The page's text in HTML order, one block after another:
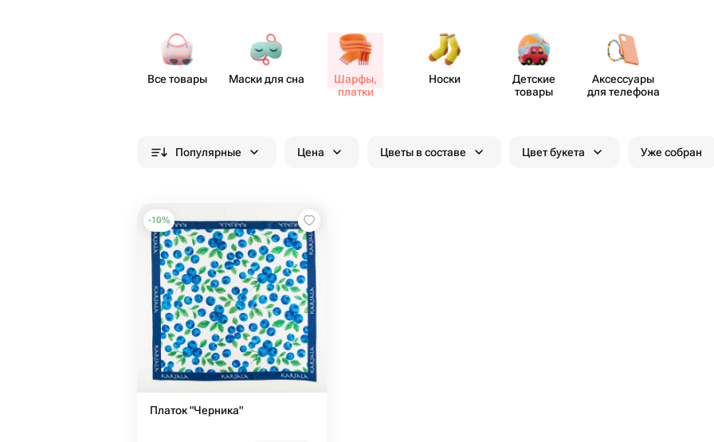
Все товары Маски для сна
Шарфы,
платки
Носки
Детские
товары
Аксе​ссуары
для телефона
Популярные Цена Цветы в составе Цвет букета Уже собран
-10%
Платок "Черника"